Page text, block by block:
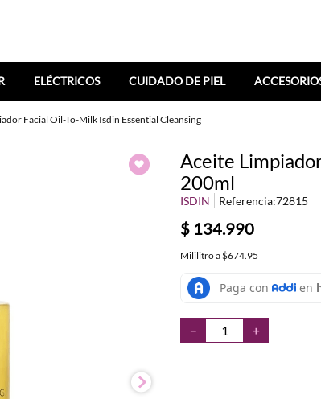
ELÉCTRICOS CUIDADO DE PIEL
Facial Oil-To-Milk Isdin Essential Cleansing
Aceite
200ml
ISDIN Referencia:72815
$ 134.990
Mililitroa $674.95
＋
－